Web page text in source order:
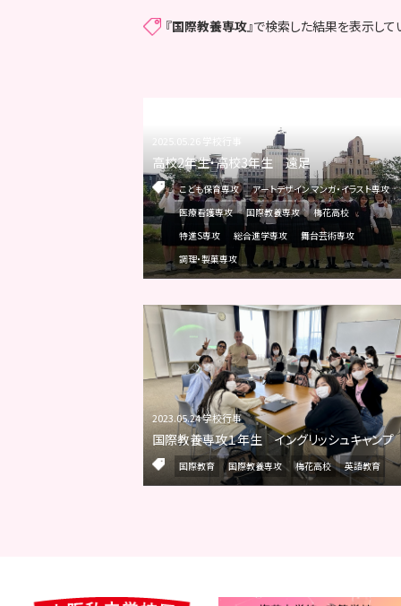
『国際教養専攻』で検索した結果を表示して
高校2年生・高校3年生 遠足
こども保育専攻
アートデザイン マンガ・イラスト専攻
医療看護専攻
国際教養専攻
梅花高校
特進S専攻
総合進学専攻
舞台芸術専攻
調理・製菓専攻
2023.05.24 学校行事
国際教養専攻１年生 イングリッシュキャンプ
国際教育 国際教養専攻 梅花高校 英語教育